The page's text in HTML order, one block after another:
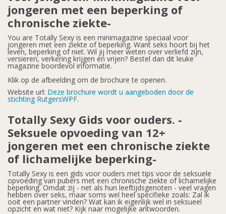
jongeren met een beperking of
chronische ziekte-
You are Totally Sexy is een minimagazine speciaal voor
jongeren met een ziekte of beperking. Want seks hoort bij het
leven, beperking of niet. Wil jij meer weten over verliefd zijn,
versieren, verkering krijgen en vrijen? Bestel dan dit leuke
magazine boordevol informatie.
Klik op de afbeelding om de brochure te openen.
Website url: Deze brochure wordt u aangeboden door de
stichting RutgersWPF.
Totally Sexy Gids voor ouders. -
Seksuele opvoeding van 12+
jongeren met een chronische ziekte
of lichamelijke beperking-
Totally Sexy is een gids voor ouders met tips voor de seksuele
opvoeding van pubers met een chronische ziekte of lichamelijke
beperking. Omdat zij - net als hun leeftijdsgenoten - veel vragen
hebben over seks, maar soms wel heel specifieke zoals: Zal ik
ooit een partner vinden? Wat kan ik eigenlijk wel in seksueel
opzicht en wat niet? Kijk naar mogelijke antwoorden.